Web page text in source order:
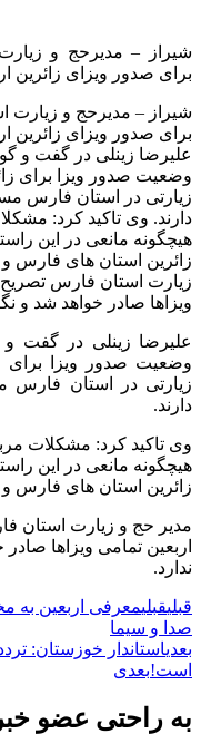
شیراز – مدیرحج و
برای صدور ویزای زائرین
شیراز – مدیرحج و
برای صدور ویزای زائرین
علیرضا زینلی در گفت و گو
زیارتی در استان فارس
دارند. وی تاکید کرد:
زائرین استان های فارس
زیارت استان فارس تصریح
ویزاها صادر خواهد شد و
علیرضا زینلی در گفت و
زیارتی در استان فارس
دارند.
وی تاکید کرد: مشکلات
زائرین استان های فارس
مدیر حج و زیارت استان
اربعین تمامی ویزاها
ندارد.
قبلیقبلیمعرفی اربعین به
صدا و سیما
بعدیاستاندار خوزستان:
است!بعدی
به راحتی عضو